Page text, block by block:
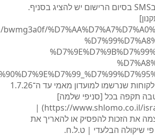
את הודעת האישור בSMS בסיום הרישום יש להציג בסניף.
2026.pdf) היריד | לקוחות שנרשמו למועדון מאמי עד ה־1.7.26
| ההטבה תקפה בכל [סניפי שלמה]
(https://www.shlomo.co.il/israel/branches-list) |
את הזכות להפסיק או להאריך את
שיקולה הבלעדי | ט.ל.ח.